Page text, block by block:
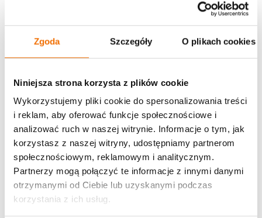
Zgoda Szczegóły O plikach cookies
Niniejsza strona korzysta z plików cookie
Wykorzystujemy pliki cookie do spersonalizowania treści
i reklam, aby oferować funkcje społecznościowe i
analizować ruch w naszej witrynie. Informacje o tym, jak
korzystasz z naszej witryny, udostępniamy partnerom
społecznościowym, reklamowym i analitycznym.
Partnerzy mogą połączyć te informacje z innymi danymi
otrzymanymi od Ciebie lub uzyskanymi podczas
korzystania z ich usług.